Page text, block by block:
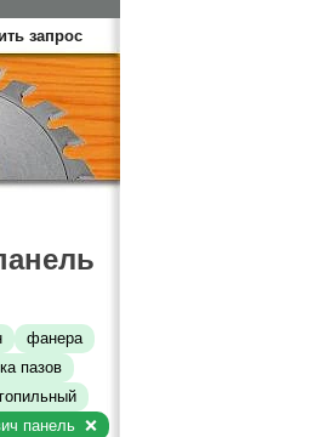
запрос
фанера
пазов
панель